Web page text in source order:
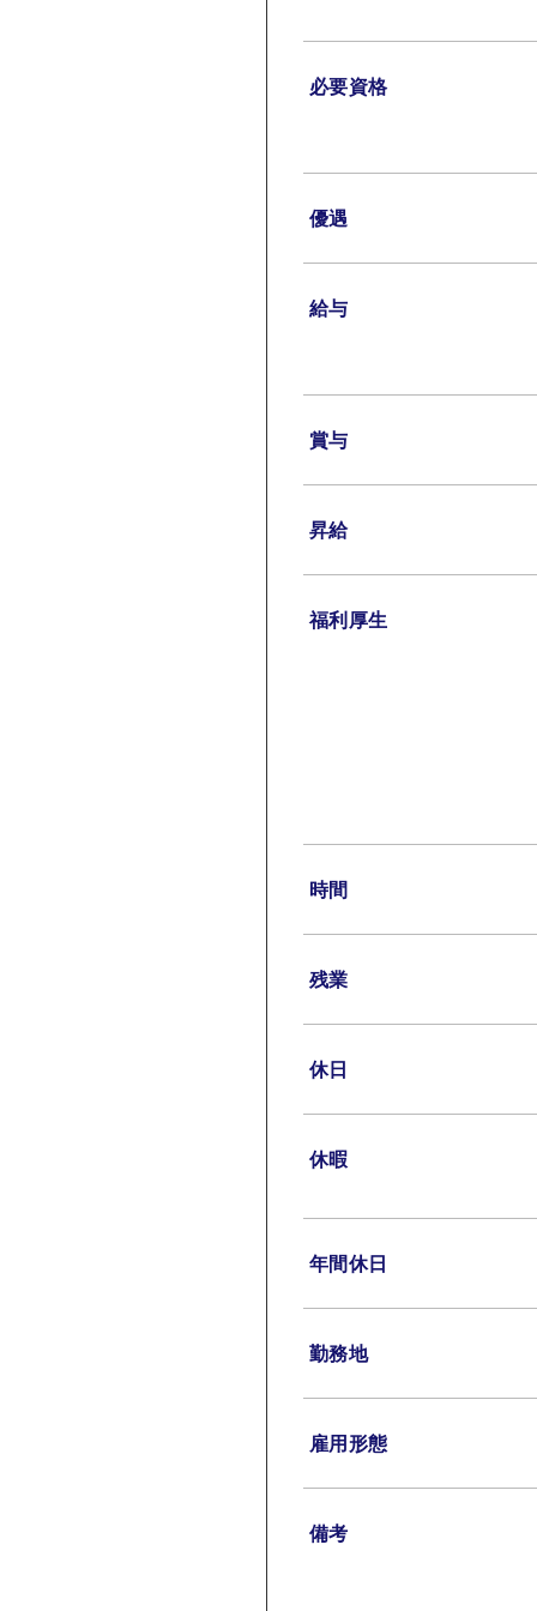
必要資格
優遇
給与
賞与
昇給
福利厚生
時間
残業
休日
休暇
年間休日
勤務地
雇用形態
備考